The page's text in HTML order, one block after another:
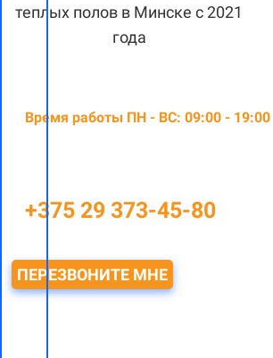
теплых полов в Минске с 2021
года
Время работы ПН - ВС: 09:00 - 19:00
+375 29 373-45-80
ПЕРЕЗВОНИТЕ МНЕ